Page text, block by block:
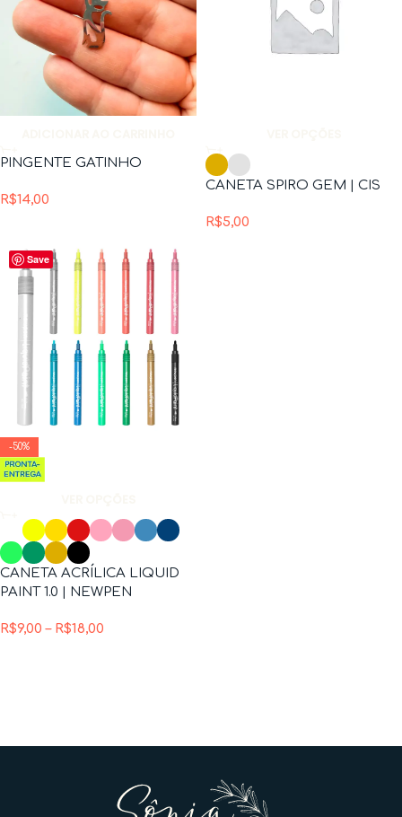
PINGENTE GATINHO
R$14,00
CANETA SPIRO GEM | CIS
R$5,00
Save
-50%
CANETA ACRÍLICA LIQUID
PAINT 1.0 | NEWPEN
R$9,00 – R$18,00